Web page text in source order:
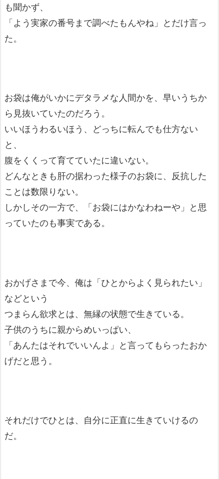
も聞かず、
「よう実家の番号まで調べたもんやね」とだけ言っ
た。
お袋は俺がいかにデタラメな人間かを、早いうちか
ら見抜いていたのだろう。
いいほうわるいほう、どっちに転んでも仕方ない
と、
腹をくくって育てていたに違いない。
どんなときも肝の据わった様子のお袋に、反抗した
ことは数限りない。
しかしその一方で、「お袋にはかなわねーや」と思
っていたのも事実である。
おかげさまで今、俺は「ひとからよく見られたい」
などという
つまらん欲求とは、無縁の状態で生きている。
子供のうちに親からめいっぱい、
「あんたはそれでいいんよ」と言ってもらったおか
げだと思う。
それだけでひとは、自分に正直に生きていけるの
だ。